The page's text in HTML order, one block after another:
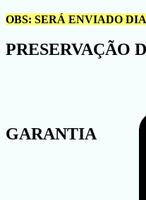
OBS: SERÁ ENVIADO DIA
PRESERVAÇÃO
GARANTIA